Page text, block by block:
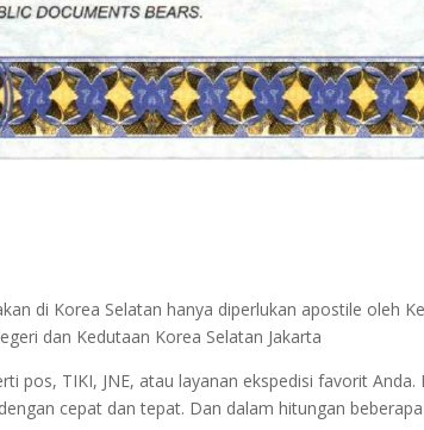
di Korea Selatan hanya diperlukan apostile oleh
dan Kedutaan Korea Selatan Jakarta
pos, TIKI, JNE, atau layanan ekspedisi favorit Anda.
cepat dan tepat. Dan dalam hitungan